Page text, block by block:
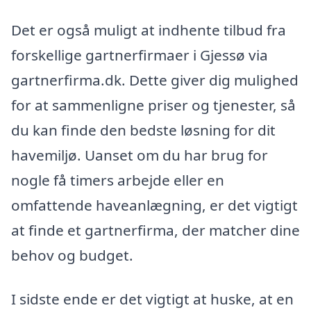
Det er også muligt at indhente tilbud fra
forskellige gartnerfirmaer i Gjessø via
gartnerfirma.dk. Dette giver dig mulighed
for at sammenligne priser og tjenester, så
du kan finde den bedste løsning for dit
havemiljø. Uanset om du har brug for
nogle få timers arbejde eller en
omfattende haveanlægning, er det vigtigt
at finde et gartnerfirma, der matcher dine
behov og budget.
I sidste ende er det vigtigt at huske, at en